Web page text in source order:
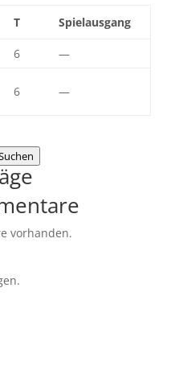
T Spielausgang
6
—
6 —
vorhanden.